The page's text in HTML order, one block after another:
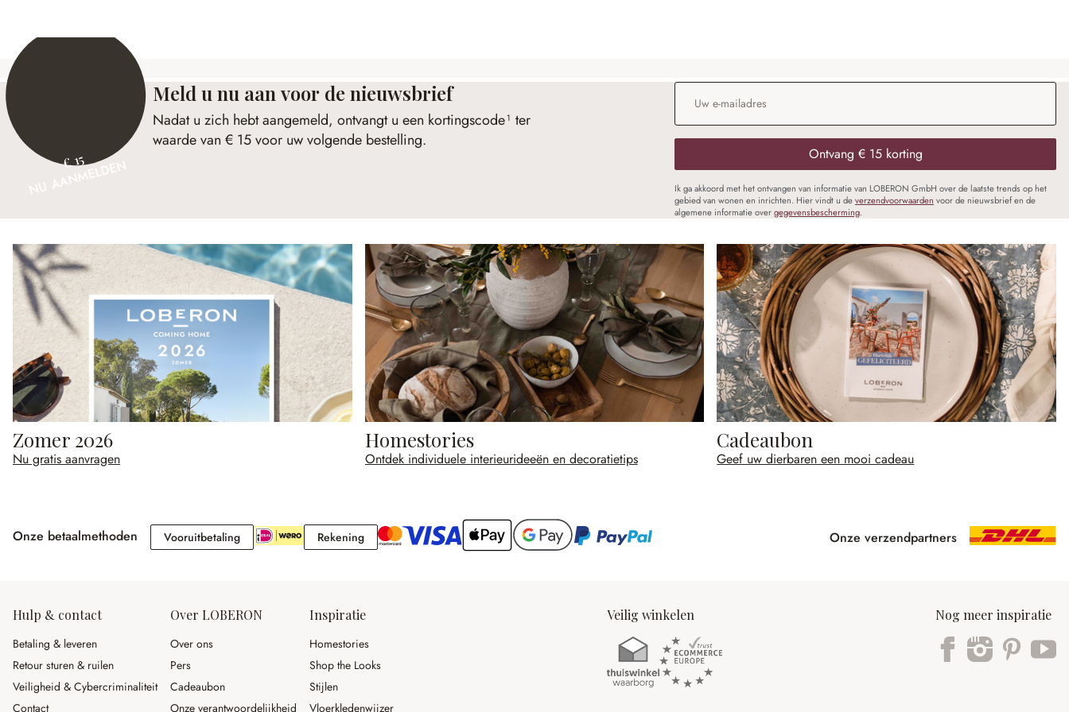
€ 15
NU AANMELDEN
Meld u nu aan voor de nieuwsbrief
Nadat u zich hebt aangemeld, ontvangt u een kortingscode¹ ter
waarde van € 15 voor uw volgende bestelling.
E-mailadres
Ontvang € 15 korting
Ik ga akkoord met het ontvangen van informatie van LOBERON GmbH over de laatste trends op het
gebied van wonen en inrichten. Hier vindt u deverzendvoorwaarden voor de nieuwsbrief en de
algemene informatie overgegevensbescherming.
Zomer 2026
Nu gratis aanvragen
Homestories
Ontdek individuele interieurideeën en decoratietips
Cadeaubon
Geef uw dierbaren een mooi cadeau
Onze betaalmethoden VooruitbetalingVooruitbetaling RekeningRekening Onze verzendpartners
Hulp & contact
Betaling & leveren
Retour sturen & ruilen
Veiligheid & Cybercriminaliteit
Contact
Over LOBERON
Over ons
Pers
Cadeaubon
Onze verantwoordelijkheid
Inspiratie
Homestories
Shop the Looks
Stijlen
Vloerkledenwijzer
Veilig winkelen Nog meer inspiratie